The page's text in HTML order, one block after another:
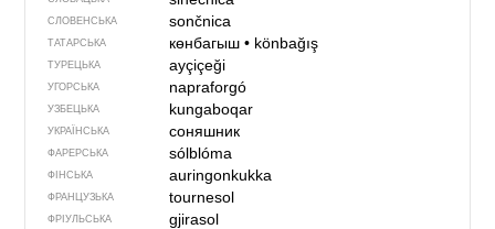
СЛОВЕНСЬКА sončnica
ТАТАРСЬКА көнбагыш• könbağış
ТУРЕЦЬКА ayçiçeği
УГОРСЬКА napraforgó
УЗБЕЦЬКА kungaboqar
УКРАЇНСЬКА соняшник
ФАРЕРСЬКА sólblóma
ФІНСЬКА auringonkukka
ФРАНЦУЗЬКА tournesol
ФРІУЛЬСЬКА gjirasol